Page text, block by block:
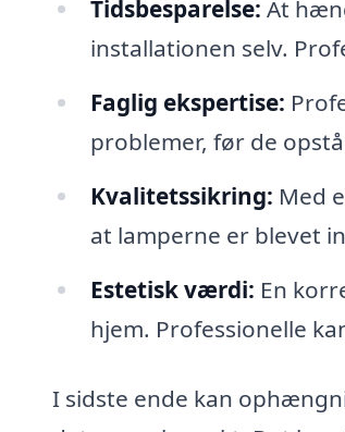
Tidsbesparelse: At
installationen selv.
Faglig ekspertise:
problemer, før de
Kvalitetssikring: Med
at lamperne er blevet
Estetisk værdi: En
hjem. Professionelle
I sidste ende kan